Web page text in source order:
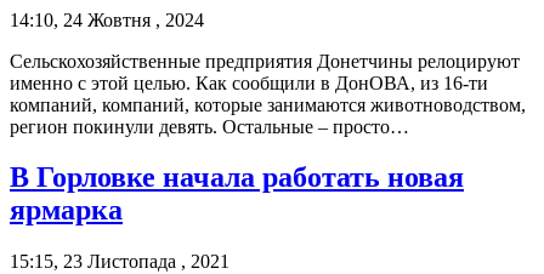
14:10, 24 Жовтня , 2024
Сельскохозяйственные предприятия Донетчины релоцируют
именно с этой целью. Как сообщили в ДонОВА, из 16-ти
компаний, компаний, которые занимаются животноводством,
регион покинули девять. Остальные – просто…
В Горловке начала работать новая
ярмарка
15:15, 23 Листопада , 2021